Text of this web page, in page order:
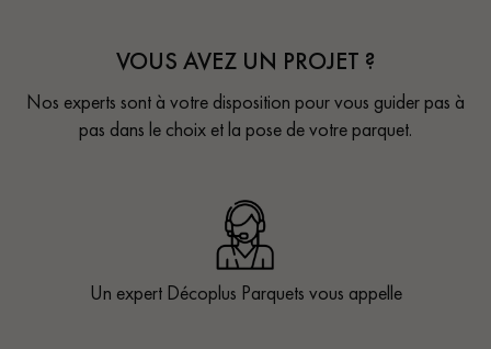
VOUS AVEZ UN PROJET ?
Nos experts sont à votre disposition pour vous guider pas à
pas dans le choix et la pose de votre parquet.
Un expert Décoplus Parquets vous appelle